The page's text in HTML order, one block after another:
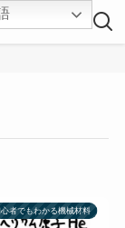
心者でもわかる機械材料